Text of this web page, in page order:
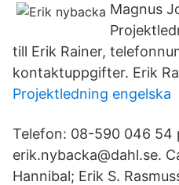
Magnus
till Erik Rainer,
kontaktuppgifter. Erik
Projektledning engelska
Telefon: 08-590 046 54
erik.nybacka@dahl.se.
Hannibal; Erik S.